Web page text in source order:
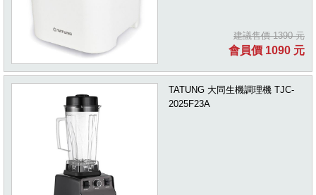
建議售價 1390 元
會員價 1090 元
TATUNG 大同生機調理機 TJC-
2025F23A